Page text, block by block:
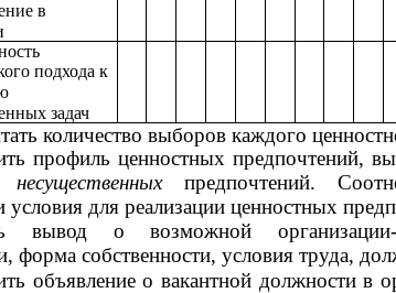
в
подхода к
задач
количество выборов каждого
профиль ценностных предпочтений,
предпочтений.
условия для реализации ценностных
вывод о возможной
форма собственности, условия труда,
объявление о вакантной должности в